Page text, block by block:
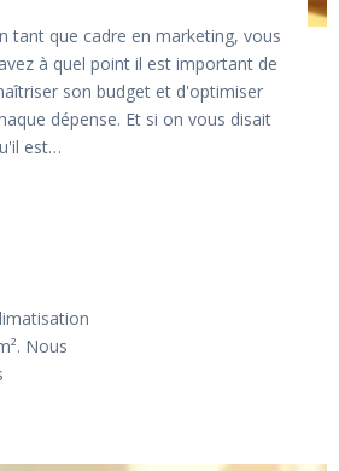
tant que cadre en marketing, vous
à quel point il est important de
son budget et d'optimiser
dépense. Et si on vous disait
est…
Nous